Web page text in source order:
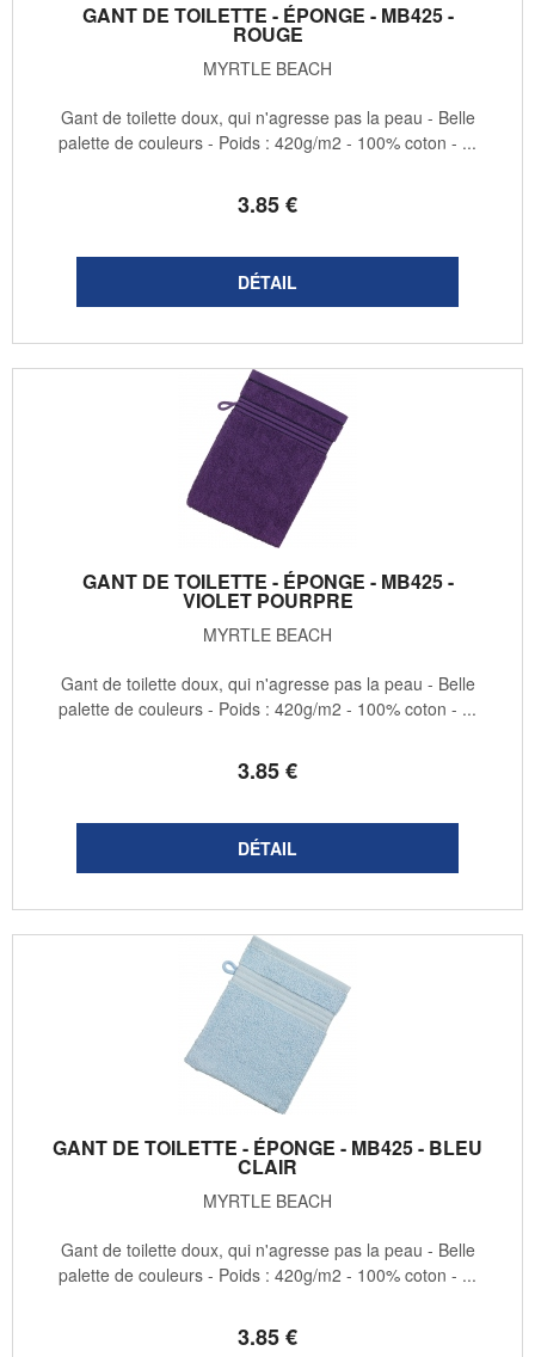
GANT DE TOILETTE - ÉPONGE - MB425 -
ROUGE
MYRTLE BEACH
3.85€
Gant de toilette doux, qui n'agresse pas la peau - Belle
palette de couleurs - Poids : 420g/m2 - 100% coton - ...
GANT DE TOILETTE - ÉPONGE - MB425 -
VIOLET POURPRE
MYRTLE BEACH
3.85€
Gant de toilette doux, qui n'agresse pas la peau - Belle
palette de couleurs - Poids : 420g/m2 - 100% coton - ...
GANT DE TOILETTE - ÉPONGE - MB425 - BLEU
CLAIR
MYRTLE BEACH
3.85€
Gant de toilette doux, qui n'agresse pas la peau - Belle
palette de couleurs - Poids : 420g/m2 - 100% coton - ...